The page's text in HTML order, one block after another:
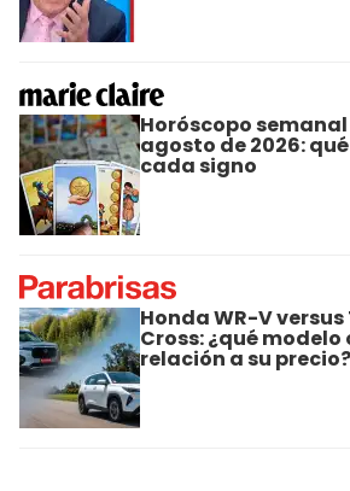
Horóscopo semanal
agosto de 2026:
cada signo
Honda WR-V
Cross: ¿qué modelo
relación a su precio?